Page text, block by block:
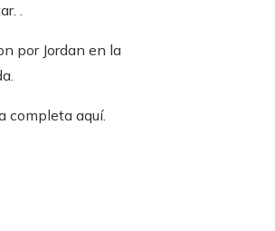
.
por Jordan en la
completa aquí.